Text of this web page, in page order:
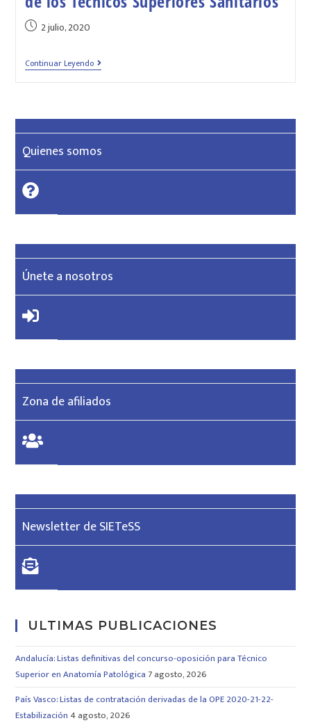
2 julio, 2020
Continuar Leyendo
Quienes somos
Únete a nosotros
Zona de afiliados
Newsletter de SIETeSS
ULTIMAS PUBLICACIONES
Andalucía: Listas definitivas del concurso-oposición para Técnico
Superior en Anatomía Patológica 7 agosto, 2026
País Vasco: Listas de contratación derivadas de la OPE 2020-21-22-
Estabilización 4 agosto, 2026